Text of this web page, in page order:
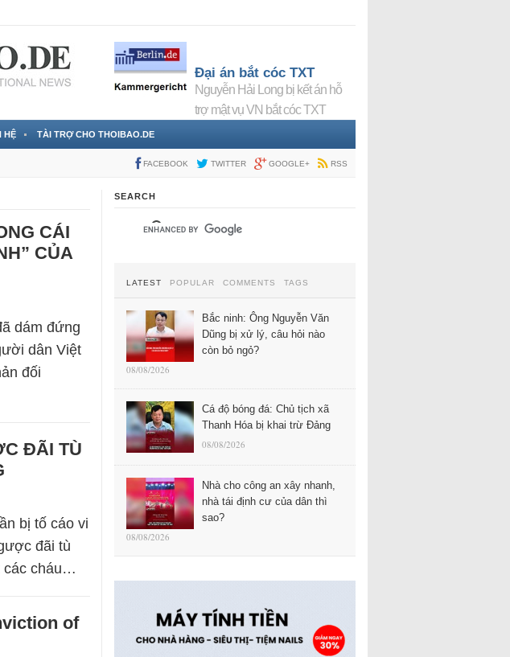
Đại án bắt cóc TXT
Nguyễn Hải Long bị kết án hỗ
trợ mật vụ VN bắt cóc TXT
HỆ TÀI TRỢ CHO THOIBAO.DE
FACEBOOK TWITTER GOOGLE+ RSS
CÁI
CỦA
dám đứng
dân Việt
đối
ĐÃI TÙ
bị tố cáo vi
đãi tù
các cháu…
of
SEARCH
LATEST POPULAR COMMENTS TAGS
Bắc ninh: Ông Nguyễn Văn
Dũng bị xử lý, câu hỏi nào
còn bỏ ngỏ?
08/08/2026
Cá độ bóng đá: Chủ tịch xã
Thanh Hóa bị khai trừ Đảng
08/08/2026
Nhà cho công an xây nhanh,
nhà tái định cư của dân thì
sao?
08/08/2026